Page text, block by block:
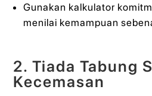
Gunakan kalkulator
menilai kemampuan
2. Tiada Tabung
Kecemasan